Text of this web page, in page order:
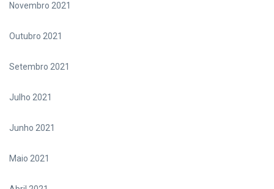
Novembro 2021
Outubro 2021
Setembro 2021
Julho 2021
Junho 2021
Maio 2021